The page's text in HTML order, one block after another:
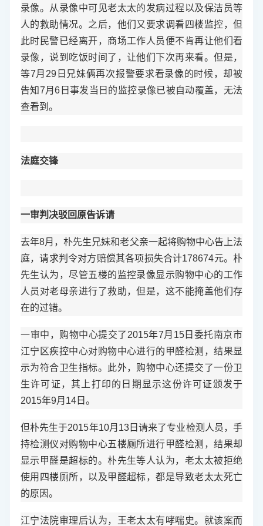
录像。从录像中可见老太太的发病过程以及保洁员等
人的救助情况。之后，他们又要求调看四楼监控，但
此时民警已经离开，商场工作人员便不肯再让他们看
录像，说到吃饭时间了，让他们下次再来看。但是，
等7月29日兄妹俩再次报警要求看录像的时候，却被
告知7月6日事发当日的监控录像已被自动覆盖，无法
查看到。
法庭交锋
一审判决驳回原告诉请
去年8月，朴先生兄妹和老父亲一起将购物中心告上法
庭，请求判令对方赔偿其各项损失合计178674元。朴
先生认为，尽管五楼的监控录像显示购物中心的工作
人员对老母亲进行了救助，但是，这不能掩盖他们存
在的过错。
一审中，购物中心提交了2015年7月15日委托南京市
江宁区疾控中心对购物中心进行的甲醛检测，结果显
示为符合卫生指标。此外，购物中心还提交了一份卫
生许可证，其上打印的日期显示这份许可证颁发于
2015年9月14日。
但朴先生于2015年10月13日请来了专业检测人员，手
持检测仪对购物中心五楼厕所进行甲醛检测，结果却
显示甲醛是超标的。朴先生等人认为，老太太被拒绝
使用四楼厕所，以及甲醛超标，都是导致老太太死亡
的原因。
江宁法院审理后认为，王老太太有哮喘史。就该案而